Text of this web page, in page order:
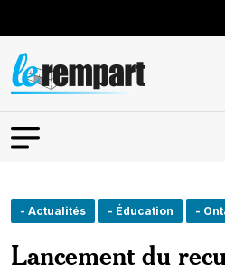
- Actualités - Éducation -
Lancement du